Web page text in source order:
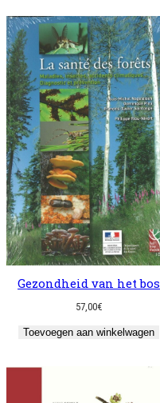
Gezondheid van het bos
57,00€
Toevoegen aan winkelwagen